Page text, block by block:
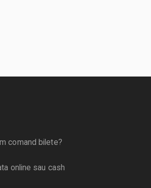
comand bilete?
online sau cash